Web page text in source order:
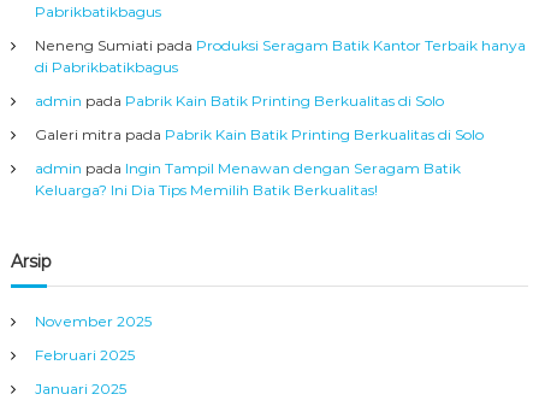
Pabrikbatikbagus
Neneng Sumiati pada Produksi Seragam Batik Kantor Terbaik hanya
di Pabrikbatikbagus
admin pada Pabrik Kain Batik Printing Berkualitas di Solo
Galeri mitra pada Pabrik Kain Batik Printing Berkualitas di Solo
admin pada Ingin Tampil Menawan dengan Seragam Batik
Keluarga? Ini Dia Tips Memilih Batik Berkualitas!
Arsip
November 2025
Februari 2025
Januari 2025